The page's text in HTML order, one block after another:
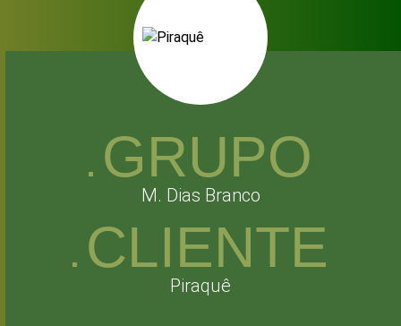
GRUPO
M. Dias Branco
CLIENTE
Piraquê